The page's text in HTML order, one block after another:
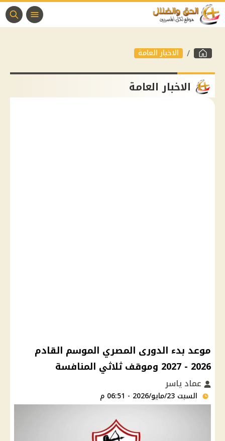
الاخبار العامة
الاخبار العامة
موعد بدء الدورى المصري الموسم القادم
2026 - 2027 وموقف ثلاثي المنافسة
عماد ياسر
السبت 23/مايو/2026 - 06:51 م